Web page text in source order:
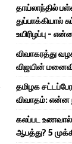
தாய்லாந்தில்
துப்பாக்கியால்
உயிரிழப்பு -
விவாகரத்து
விஜயின்
தமிழக
விவாதம்: என்ன
கலப்பட உணவால்
ஆபத்து? 5